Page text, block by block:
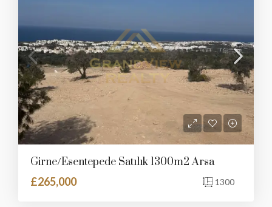
Girne/Esentepede Satılık 1300m2 Arsa
£265,000
1300